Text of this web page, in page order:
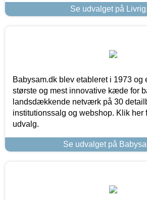
Se udvalget på
Babysam.dk blev etableret i 1973 og
største og mest innovative kæde for
landsdækkende netværk på 30
institutionssalg og webshop. Klik her
udvalg.
Se udvalget på